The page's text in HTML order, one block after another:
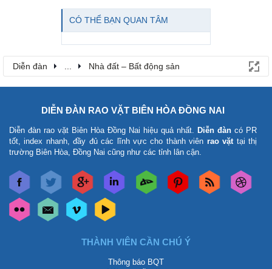
CÓ THỂ BẠN QUAN TÂM
Diễn đàn Nhà đất – Bất động sản
DIỄN ĐÀN RAO VẶT BIÊN HÒA ĐỒNG NAI
Diễn đàn rao vặt Biên Hòa Đồng Nai hiệu quả nhất. Diễn đàn có PR
tốt, index nhanh, đầy đủ các lĩnh vực cho thành viên rao vặt tại thị
trường Biên Hòa, Đồng Nai cũng như các tỉnh lân cận.
THÀNH VIÊN CẦN CHÚ Ý
Thông báo BQT